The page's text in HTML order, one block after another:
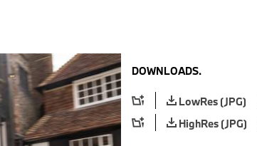
DOWNLOADS.
LowRes (JPG)
HighRes (JPG)